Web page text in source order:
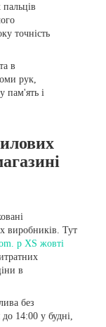
точність
в
рук,
пам'ять і
виробників. Тут
р XS жовті
в
без
14:00 у будні,